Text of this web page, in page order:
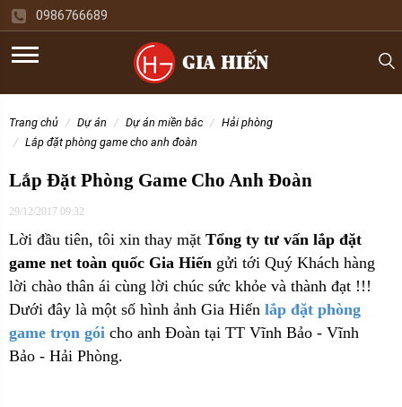
0986766689
trang chủ dự án dự án miền bắc
hải phòng
lắp đặt phòng game cho anh đoàn
Lắp Đặt Phòng Game Cho Anh Đoàn
29/12/2017 09:32
Lời đầu tiên, tôi xin thay mặt Tổng ty tư vấn lắp đặt
game net toàn quốc Gia Hiến gửi tới Quý Khách hàng
lời chào thân ái cùng lời chúc sức khỏe và thành đạt !!!
Dưới đây là một số hình ảnh Gia Hiến lắp đặt phòng
game trọn gói cho anh Đoàn tại TT Vĩnh Bảo - Vĩnh
Bảo - Hải Phòng.